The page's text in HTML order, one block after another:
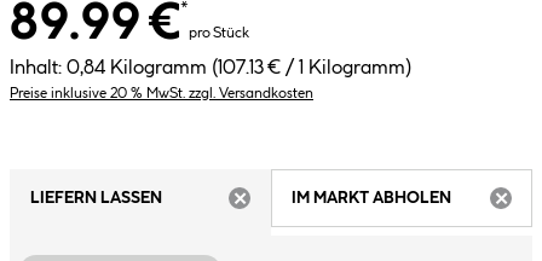
89.99 €*
pro Stück
Inhalt: 0,84 Kilogramm (107.13 € / 1 Kilogramm)
Preise inklusive 20 % MwSt. zzgl. Versandkosten
LIEFERN LASSEN
IM MARKT ABHOLEN